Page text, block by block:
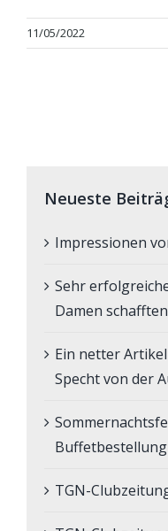
11/05/2022
Neueste
Impressionen
Sehr
Damen
Ein netter
Specht von der
Buffetbestellung
TGN-